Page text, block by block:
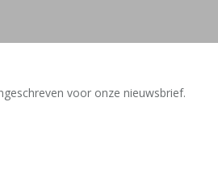
voor onze nieuwsbrief.